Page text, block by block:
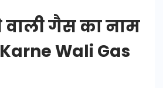
गैस का नाम
Wali Gas